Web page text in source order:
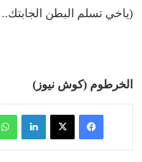
(ياخي تسلم البطن
الخرطوم (كوش نيوز)
فيسبوك ‫X لينكدإن